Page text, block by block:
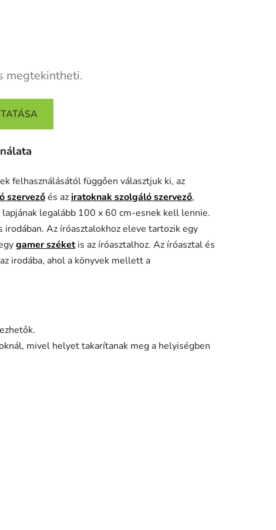
megtekintheti.
felhasználásától függően választjuk ki, az
szervezőés aziratoknak szolgáló szervező,
legalább 100 x 60 cm-esnek kell lennie.
irodában. Az íróasztalokhoz eleve tartozik egy
gamer széketis az íróasztalhoz. Az íróasztal és
irodába, ahol a könyvek mellett a
mivel helyet takarítanak meg a helyiségben